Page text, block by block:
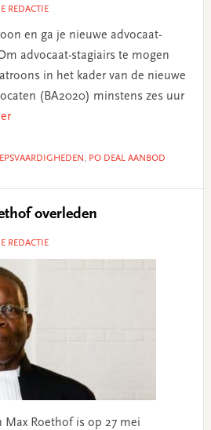
REDACTIE
en ga je nieuwe advocaat-
advocaat-stagiairs te mogen
in het kader van de nieuwe
(BA2020) minstens zes uur
, PO DEAL AANBOD
overleden
REDACTIE
Max Roethof is op 27 mei